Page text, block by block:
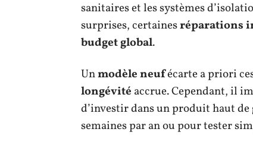
sanitaires et les systèmes
surprises, certainesréparations
budget global.
Unmodèle neufécarte a priori
longévité accrue. Cependant, il
d’investir dans un produit haut de
semaines par an ou pour tester